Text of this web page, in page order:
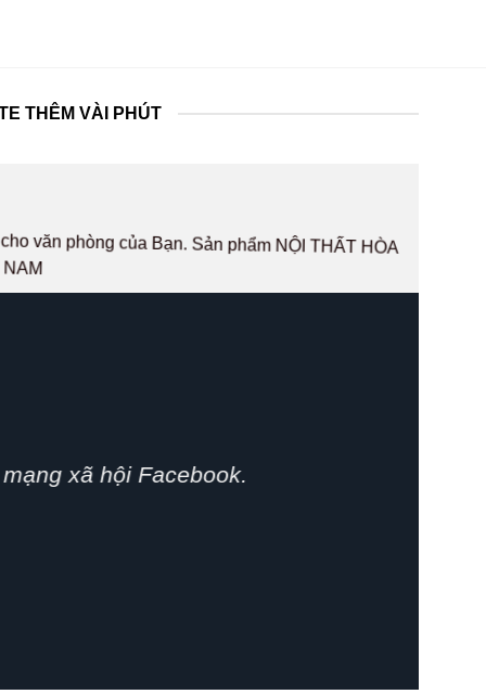
THÊM VÀI PHÚT
văn phòng của Bạn. Sản phẩm NỘI THẤT HÒA
huy.